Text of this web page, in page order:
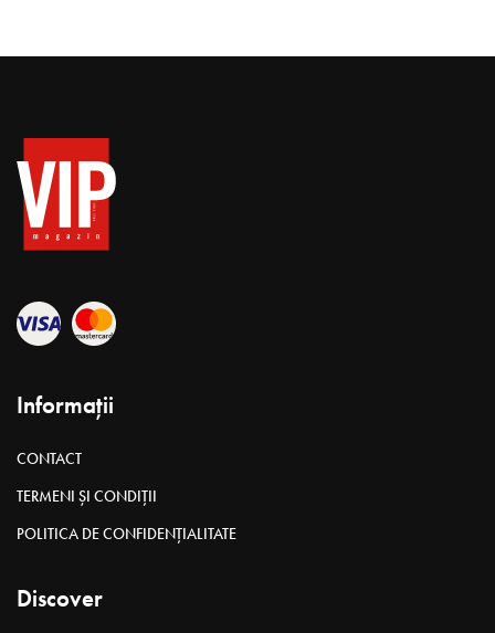
Informații
CONTACT
TERMENI ȘI CONDIȚII
POLITICA DE CONFIDENȚIALITATE
Discover